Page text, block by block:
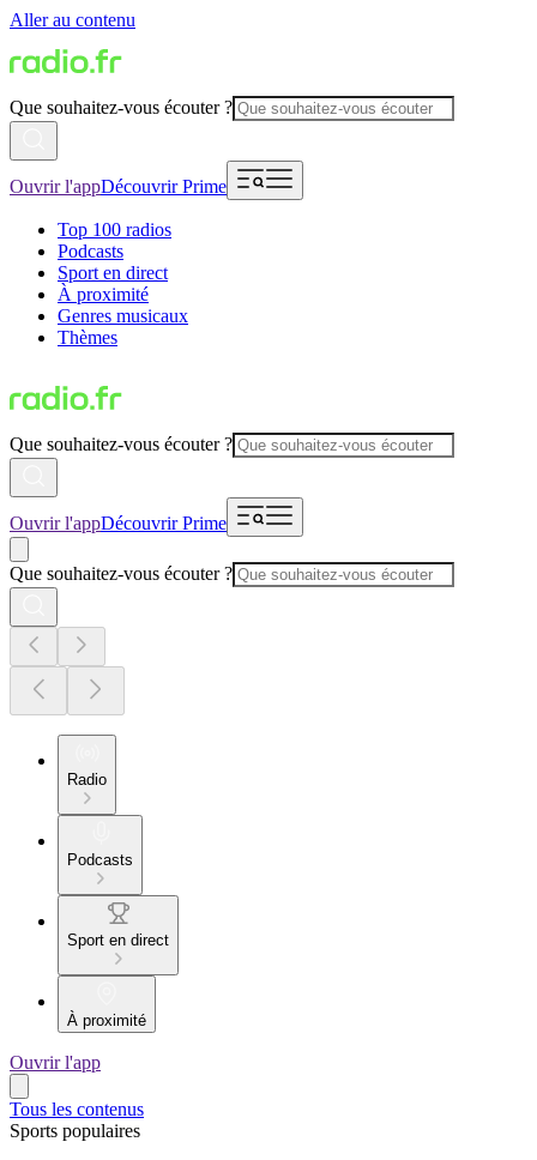
Aller au contenu
Que souhaitez-vous écouter ?
Ouvrir l'appDécouvrir Prime
Top 100 radios
Podcasts
Sport en direct
À proximité
Genres musicaux
Thèmes
Que souhaitez-vous écouter ?
Ouvrir l'appDécouvrir Prime
Que souhaitez-vous écouter ?
Radio
Podcasts
Sport en direct
À proximité
Ouvrir l'app
Tous les contenus
Sports populaires